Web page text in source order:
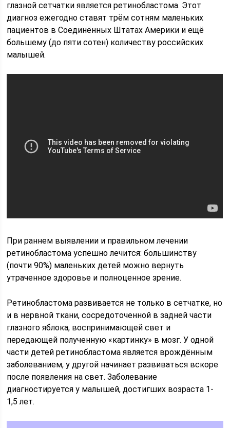
глазной сетчатки является ретинобластома. Этот
диагноз ежегодно ставят трём сотням маленьких
пациентов в Соединённых Штатах Америки и ещё
большему (до пяти сотен) количеству российских
малышей.
При раннем выявлении и правильном лечении
ретинобластома успешно лечится: большинству
(почти 90%) маленьких детей можно вернуть
утраченное здоровье и полноценное зрение.
Ретинобластома развивается не только в сетчатке, но
и в нервной ткани, сосредоточенной в задней части
глазного яблока, воспринимающей свет и
передающей полученную «картинку» в мозг. У одной
части детей ретинобластома является врождённым
заболеванием, у другой начинает развиваться вскоре
после появления на свет. Заболевание
диагностируется у малышей, достигших возраста 1-
1,5 лет.